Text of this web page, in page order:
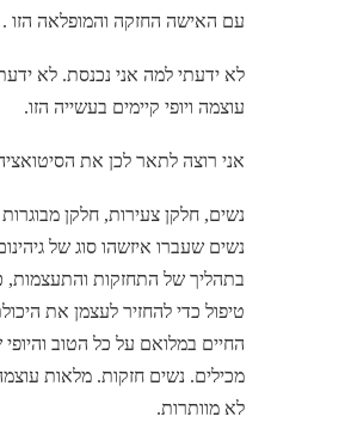
עם האישה החזקה והמופלאה הזו .
לא ידעתי למה אני נכנסת. לא
עוצמה ויופי קיימים בעשייה הזו.
אני רוצה לתאר לכן את
נשים, חלקן צעירות, חלקן מבוגרות
נשים שעברו איזשהו סוג של
בתהליך של התחזקות והתעצמות,
טיפול כדי להחזיר לעצמן את
החיים במלואם על כל הטוב
מכילים. נשים חזקות. מלאות
לא מוותרות.